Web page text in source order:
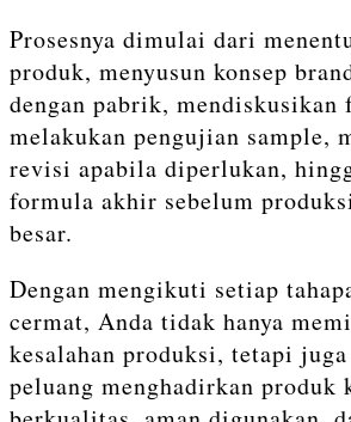
Prosesnya dimulai dari
produk, menyusun konsep
dengan pabrik, mendiskusikan
melakukan pengujian sample,
revisi apabila diperlukan,
formula akhir sebelum
besar.
Dengan mengikuti setiap
cermat, Anda tidak hanya
kesalahan produksi, tetapi
peluang menghadirkan produk